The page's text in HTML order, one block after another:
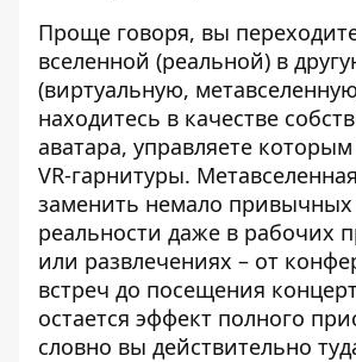
Проще говоря, вы
вселенной (реальной) в
(виртуальную,
находитесь в качестве
аватара, управляете
VR-гарнитуры.
заменить немало
реальности даже в рабочих
или развлечениях – от
встреч до посещения
остается эффект полного
словно вы действительно